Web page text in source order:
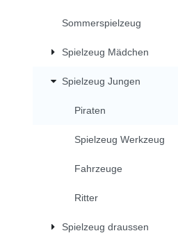
Sommerspielzeug
Spielzeug Mädchen
Spielzeug Jungen
Piraten
Spielzeug Werkzeug
Fahrzeuge
Ritter
Spielzeug draussen